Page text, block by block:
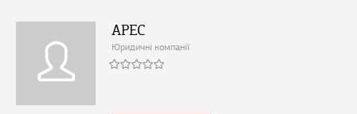
АРЕС
Юридичні компанії